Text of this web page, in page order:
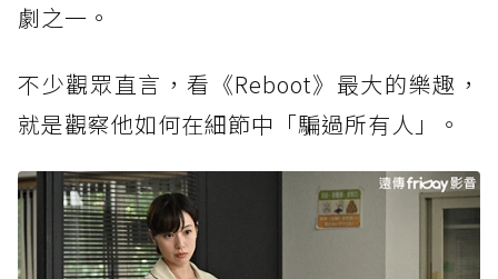
劇之一。
不少觀眾直言，看《Reboot》最大的樂趣，
就是觀察他如何在細節中「騙過所有人」。